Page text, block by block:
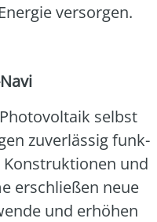
ver­sor­gen.
selbst
zuver­läs­sig funk­
und
erschlie­ßen neue
und erhö­hen